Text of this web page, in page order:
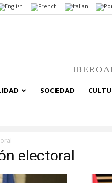
SOCIEDAD
electoral